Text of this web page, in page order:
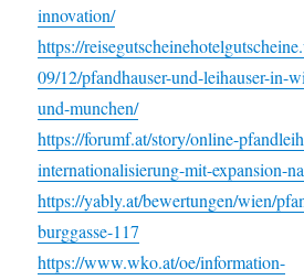
innovation/
https://
09/12/pfandhauser-und-leihauser-in-
und-munchen/
https://forumf.at/story/online-
internationalisierung-mit-expansion-
https://yably.at/bewertungen/wien/
burggasse-117
https://www.wko.at/oe/information-